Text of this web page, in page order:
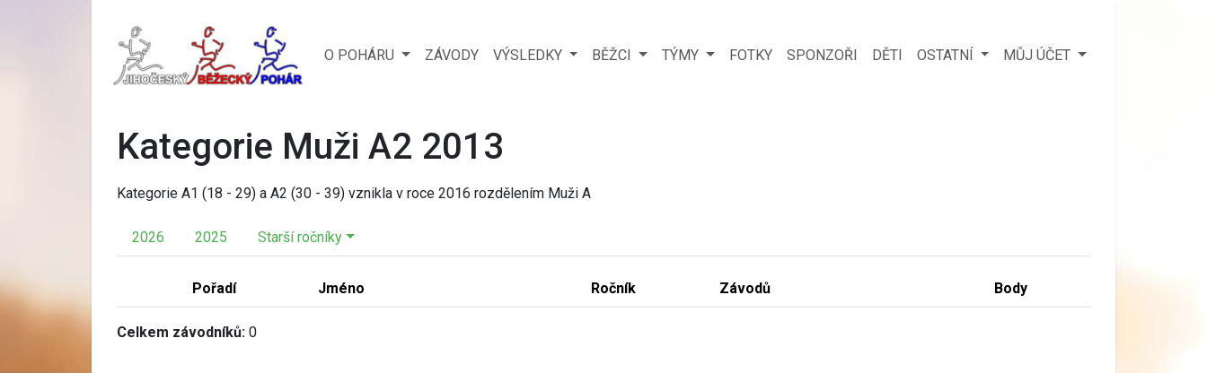
O POHÁRU ZÁVODY VÝSLEDKY BĚŽCI TÝMY FOTKY SPONZOŘI DĚTI OSTATNÍ MŮJ ÚČET
Kategorie Muži A2 2013
Kategorie A1 (18 - 29) a A2 (30 - 39) vznikla v roce 2016 rozdělením Muži A
2026 2025 Starší ročníky
Pořadí Jméno Ročník Závodů Body
Celkem závodníků: 0